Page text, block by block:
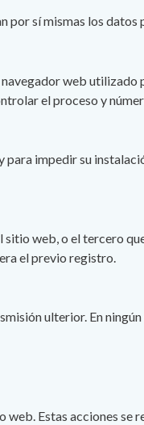
por sí mismas los datos
web utilizado
el proceso y
impedir su
web, o el tercero
el previo registro.
ulterior. En
Estas acciones se